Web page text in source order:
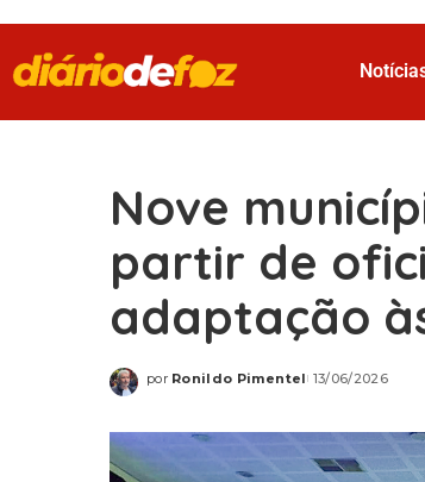
Nove
partir de
adaptação
por Ronildo Pimentel 13/06/2026